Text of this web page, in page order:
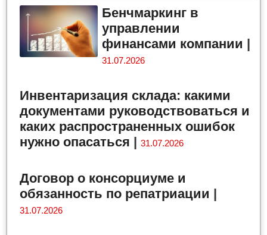
Бенчмаркинг в
управлении
финансами компании |
31.07.2026
Инвентаризация склада: какими
документами руководствоваться и
каких распространенных ошибок
нужно опасаться |31.07.2026
Договор о консорциуме и
обязанность по репатриации |
31.07.2026